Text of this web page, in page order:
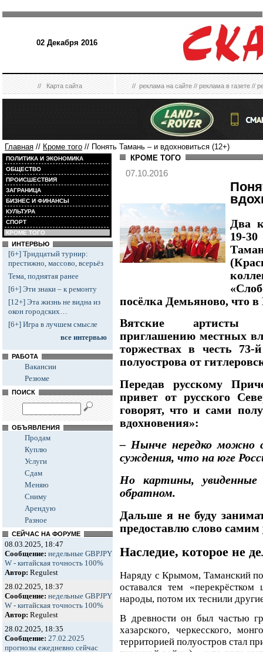
02 Декабря 2016
//Карта сайта //реклама на сайте//реклама в газете//
Главная // Кроме того // Понять Тамань – и вдохновиться (12+)
ПОЛИТИКА И ЭКОНОМИКА
ОБЩЕСТВО
ПРОИСШЕСТВИЯ
ЗАГРАНИЦА
БИЗНЕС И ФИНАНСЫ
КУЛЬТУРА
СПОРТ
КРОМЕ ТОГО
ИНТЕРВЬЮ
[6+] Тридцатый турнир:
престижно, массово, всерьёз
Тема, поднятая ранее
[6+] Эти знаки – к ремонту
[12+] Эта жизнь не видна из
окон городских…
[6+] Игра в лучшем смысле
все интервью
РАБОТА
Вакансии
Резюме
ПОИСК
ОБЪЯВЛЕНИЯ
Продам
Куплю
Услуги
Сдам
Меняю
Сниму
Арендую
Разное
СЕЙЧАС НА ФОРУМЕ
08.03.2025, 18:47
Сообщение: недельные GBPJPY
W - китайская точность 100%
Автор: Regulest
28.02.2025, 18:37
Сообщение: недельные GBPJPY
W - китайская точность 100%
Автор: Regulest
28.02.2025, 18:35
Сообщение: 27.02.2025
прогнозы ежедневно сейчас
КРОМЕ ТОГО
07.10.2016
Два
19-
посёлка Демьяново, что
Вятские
приглашению местных
торжествах в честь 73-
полуострова от
Передав русскому
привет от русского
говорят, что и сами
вдохновения»:
– Нынче нередко можно
суждения, что на юге
Но картины,
обратном.
Дальше я не буду
предоставлю слово самим
Наследие, которое не
Наряду с Крымом, Таманский
оставался тем «перекрёстком
народы, потом их теснили
В древности он был частью
хазарского, черкесского,
территорией полуостров стал